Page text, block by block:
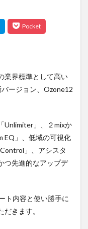
業界標準として高い
ージョン、Ozone12
Unlimiter」、２mixか
EQ」、低域の可視化
」、アシスタ
つ先進的なアップデ
ト内容と使い勝手に
きます。